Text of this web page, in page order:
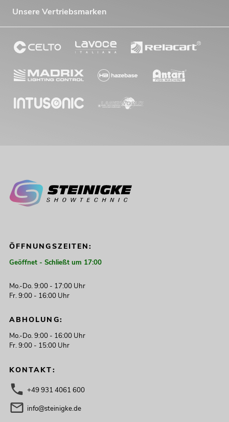
Unsere Vertriebsmarken
ÖFFNUNGSZEITEN:
Geöffnet - Schließt um 17:00
Mo.-Do. 9:00 - 17:00 Uhr
Fr. 9:00 - 16:00 Uhr
ABHOLUNG:
Mo.-Do. 9:00 - 16:00 Uhr
Fr. 9:00 - 15:00 Uhr
KONTAKT:
+49 931 4061 600
info@steinigke.de